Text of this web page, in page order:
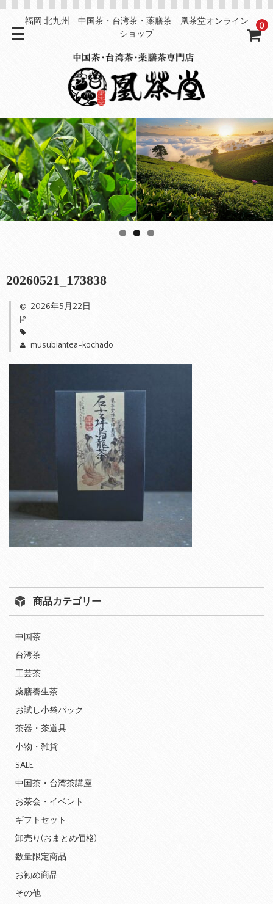
福岡 北九州 中国茶・台湾茶・薬膳茶 凰茶堂オンライン
ショップ
0
20260521_173838
2026年5月22日
musubiantea-kochado
商品カテゴリー
中国茶
台湾茶
工芸茶
薬膳養生茶
お試し小袋パック
茶器・茶道具
小物・雑貨
SALE
中国茶・台湾茶講座
お茶会・イベント
ギフトセット
卸売り(おまとめ価格)
数量限定商品
お勧め商品
その他